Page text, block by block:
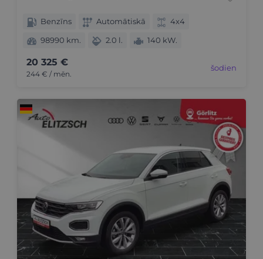
Benzīns Automātiskā
4x4
98990 km.
2.0 l. 140 kW.
20 325 €
244 € / mēn.
šodien